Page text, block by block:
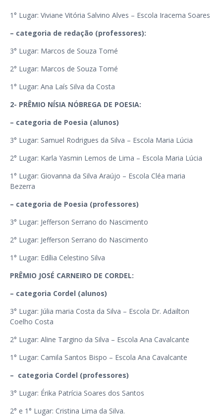
1° Lugar: Viviane Vitória Salvino Alves – Escola Iracema Soares
– categoria de redação (professores):
3° Lugar: Marcos de Souza Tomé
2° Lugar: Marcos de Souza Tomé
1° Lugar: Ana Laís Silva da Costa
2- PRÊMIO NÍSIA NÓBREGA DE POESIA:
– categoria de Poesia (alunos)
3° Lugar: Samuel Rodrigues da Silva – Escola Maria Lúcia
2° Lugar: Karla Yasmin Lemos de Lima – Escola Maria Lúcia
1° Lugar: Giovanna da Silva Araújo – Escola Cléa maria
Bezerra
– categoria de Poesia (professores)
3° Lugar: Jefferson Serrano do Nascimento
2° Lugar: Jefferson Serrano do Nascimento
1° Lugar: Edília Celestino Silva
PRÊMIO JOSÉ CARNEIRO DE CORDEL:
– categoria Cordel (alunos)
3° Lugar: Júlia maria Costa da Silva – Escola Dr. Adailton
Coelho Costa
2° Lugar: Aline Targino da Silva – Escola Ana Cavalcante
1° Lugar: Camila Santos Bispo – Escola Ana Cavalcante
– categoria Cordel (professores)
3° Lugar: Érika Patrícia Soares dos Santos
2° e 1° Lugar: Cristina Lima da Silva.